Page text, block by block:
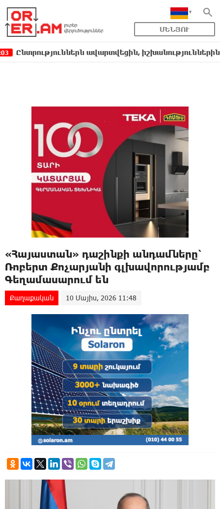
ՄԵՆՅՈՒ
ավարտվեցին, իշխանություններին էլ
«Հայաստան» դաշինքի անդամները՝
Ռոբերտ Քոչարյանի գլխավորությամբ
Գեղամասարում են
Քաղաքական 10 Մայիս, 2026 11:48